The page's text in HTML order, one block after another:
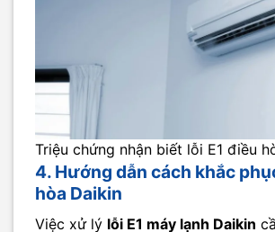
Triệu chứng nhận biết lỗi E1 điều
4. Hướng dẫn cách khắc
hòa Daikin
Việc xử lý lỗi E1 máy lạnh Daikin